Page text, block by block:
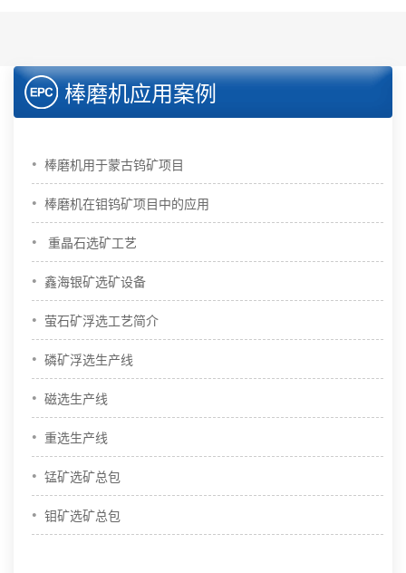
棒磨机应用案例
• 棒磨机用于蒙古钨矿项目
• 棒磨机在钼钨矿项目中的应用
• 重晶石选矿工艺
• 鑫海银矿选矿设备
• 萤石矿浮选工艺简介
• 磷矿浮选生产线
• 磁选生产线
• 重选生产线
• 锰矿选矿总包
• 钼矿选矿总包